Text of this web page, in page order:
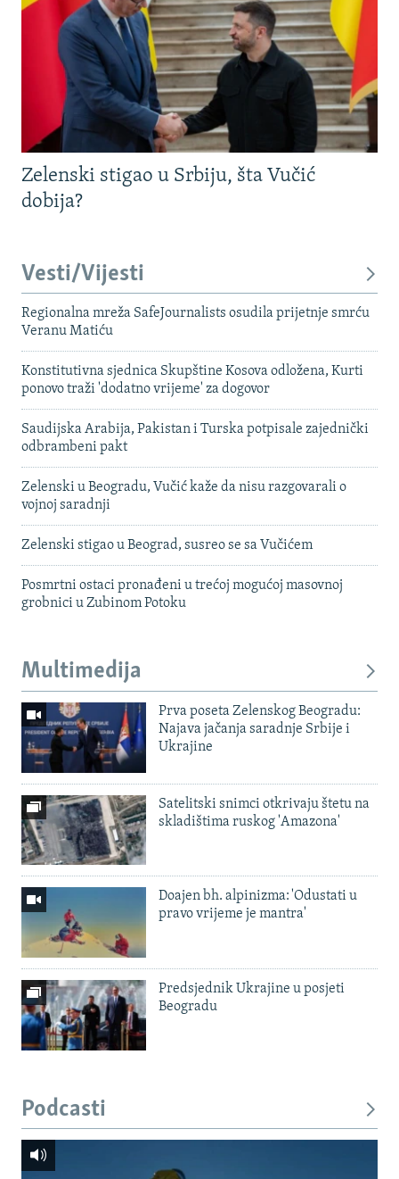
Zelenski stigao u Srbiju, šta Vučić
dobija?
Vesti/Vijesti
Regionalna mreža SafeJournalists osudila prijetnje smrću
Veranu Matiću
Konstitutivna sjednica Skupštine Kosova odložena, Kurti
ponovo traži 'dodatno vrijeme' za dogovor
Saudijska Arabija, Pakistan i Turska potpisale zajednički
odbrambeni pakt
Zelenski u Beogradu, Vučić kaže da nisu razgovarali o
vojnoj saradnji
Zelenski stigao u Beograd, susreo se sa Vučićem
Posmrtni ostaci pronađeni u trećoj mogućoj masovnoj
grobnici u Zubinom Potoku
Multimedija
Prva poseta Zelenskog Beogradu:
Najava jačanja saradnje Srbije i
Ukrajine
Satelitski snimci otkrivaju štetu na
skladištima ruskog 'Amazona'
Doajen bh. alpinizma: 'Odustati u
pravo vrijeme je mantra'
Predsjednik Ukrajine u posjeti
Beogradu
Podcasti